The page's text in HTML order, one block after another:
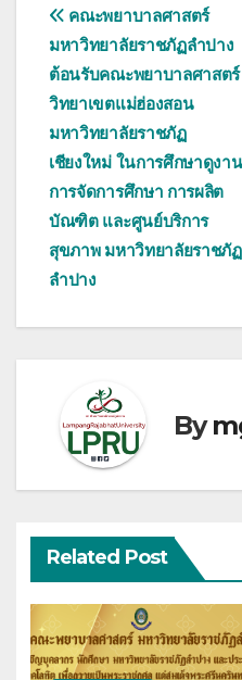
แนะแนว
เรื่อง
คณะพยาบาลศาสตร์
มหาวิทยาลัยราชภัฏลำปาง
ต้อนรับคณะพยาบาลศาสตร์
วิทยาเขตแม่ฮ่องสอน
มหาวิทยาลัยราชภัฏ
เชียงใหม่ ในการศึกษาดูงาน
การจัดการศึกษา การผลิต
บัณฑิต และศูนย์บริการ
สุขภาพ มหาวิทยาลัยราชภัฏ
ลำปาง
By
Related Post